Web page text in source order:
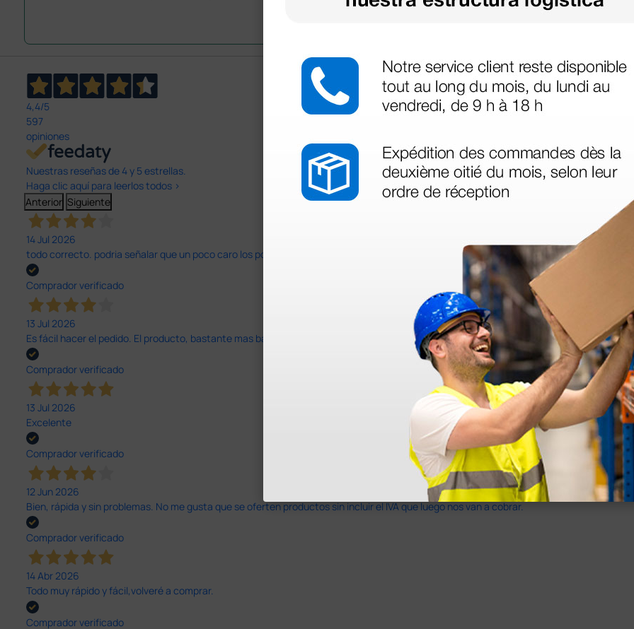
4,4/5
597
opiniones
Nuestras reseñas de 4 y 5 estrellas.
Haga clic aquí para leerlos todos >
Anterior Siguiente
14 Jul 2026
todo correcto. podria señalar que un poco caro los portes y el plazo de entrega se alarga.
Comprador verificado
13 Jul 2026
Es fácil hacer el pedido. El producto, bastante mas barato que en otras plataformas de material médico. Pero el envío cuesta más del
Comprador verificado
13 Jul 2026
Excelente
Comprador verificado
12 Jun 2026
Bien, rápida y sin problemas. No me gusta que se oferten productos sin incluir el IVA que luego nos van a cobrar.
Comprador verificado
14 Abr 2026
Todo muy rápido y fácil,volveré a comprar.
Comprador verificado